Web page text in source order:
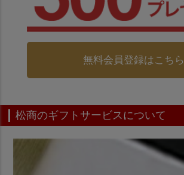
無料会員登録はこちら
松商のギフトサービスについて